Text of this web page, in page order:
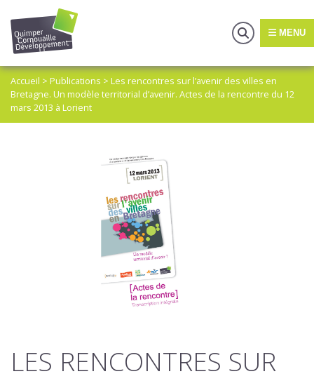
MENU
Accueil > Publications > Les rencontres sur l’avenir des villes en
Bretagne. Un modèle territorial d’avenir. Actes de la rencontre du 12
mars 2013 à Lorient
LES RENCONTRES SUR